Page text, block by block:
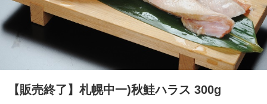
【販売終了】札幌中一)秋鮭ハラス 300g